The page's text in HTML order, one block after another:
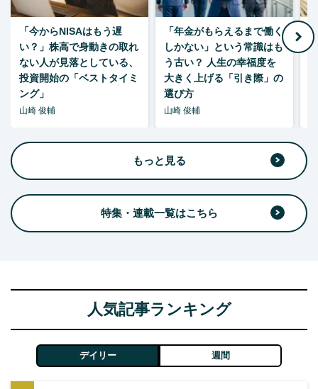
「今からNISAはもう遅
い？」株高で身動きの取れ
ない人が見落としている、
投資開始の「ベストタイミ
ング」
山崎 俊輔
「年金がもらえるまで働く
しかない」という常識はも
う古い？ 人生の幸福度を
大きく上げる「引き際」の
選び方
山崎 俊輔
もっと見る
特集・連載一覧はこちら
人気記事ランキング
デイリー 週間